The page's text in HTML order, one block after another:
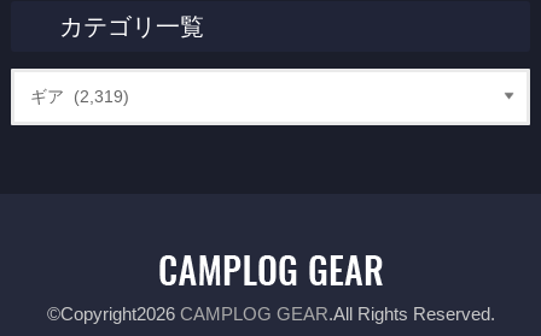
カテゴリ一覧
©Copyright2026 CAMPLOG GEAR.All Rights Reserved.